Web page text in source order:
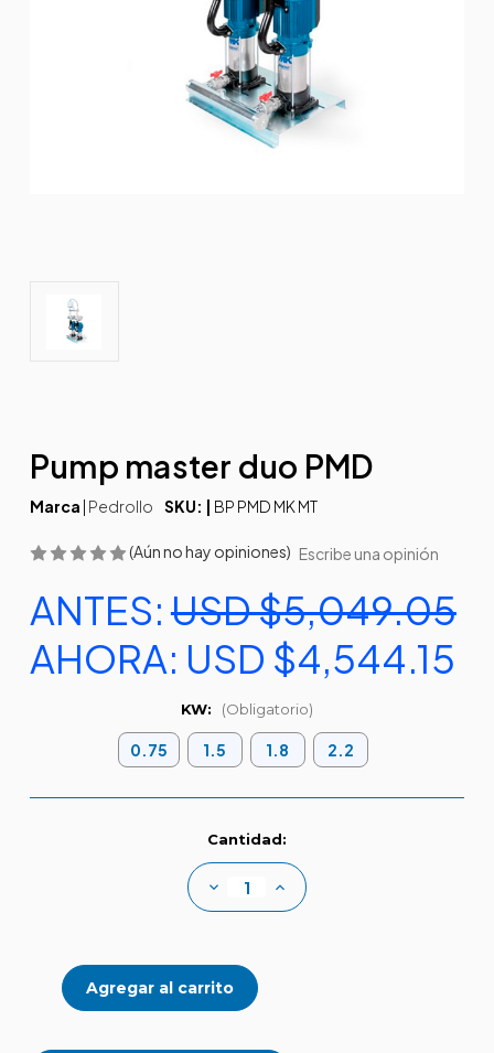
Pump master duo PMD
Marca | Pedrollo SKU: | BP PMD MK MT
(Aún no hay opiniones) Escribe una opinión
ANTES:USD $5,049.05
AHORA: USD $4,544.15
KW: (Obligatorio)
0.75 1.5 1.8 2.2
Cantidad:
Disminuir
cantidad
master
duo
PMD
Aumentar
cantidad